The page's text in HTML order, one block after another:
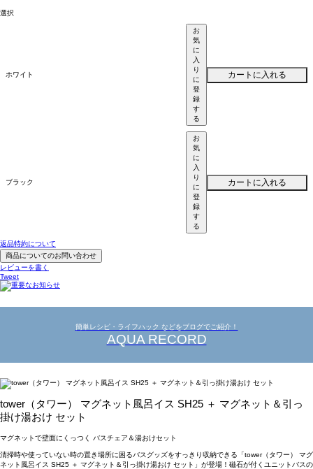
選択
ホワイト
お
気
に
入
り
に
登
録
す
る
カートに入れる
ブラック
お
気
に
入
り
に
登
録
す
る
カートに入れる
返品特約について
商品についてのお問い合わせ
レビューを書く
Tweet
簡単レシピ・ライフハック などをブログでご紹介！
AQUA RECORD
tower（タワー） マグネット風呂イス SH25 ＋ マグネット＆引っ
掛け湯おけ セット
マグネットで壁面にくっつく バスチェア＆湯おけセット
清掃時や使っていない時の置き場所に困るバスグッズをすっきり収納できる「tower（タワー） マグ
ネット風呂イス SH25 ＋ マグネット＆引っ掛け湯おけ セット」が登場！磁石が付くユニットバスの